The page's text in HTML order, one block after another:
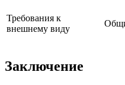
Требования к
внешнему виду
Заключение